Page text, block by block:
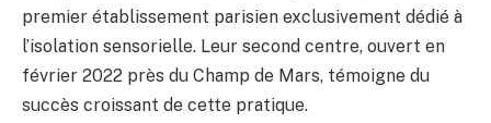
premier établissement parisien exclusivement dédié à
l’isolation sensorielle. Leur second centre, ouvert en
février 2022 près du Champ de Mars, témoigne du
succès croissant de cette pratique.